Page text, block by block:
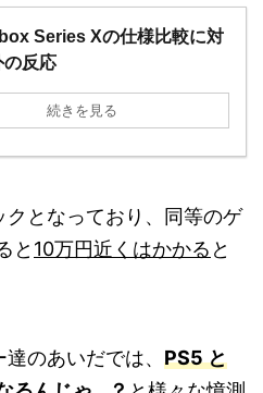
Series Xの仕様比較に対
の反応
続きを見る
となっており、同等のゲ
と 10万円近くはかかる と
のあいだでは、 PS5 と